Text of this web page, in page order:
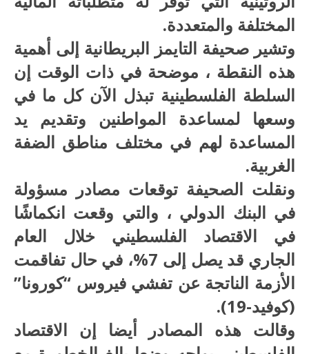
المختلفة والمتعددة.
وتشير صحيفة التايمز البريطانية إلى أهمية
هذه النقطة ، موضحة في ذات الوقت إن
السلطة الفلسطينية تبذل الآن كل ما في
وسعها لمساعدة المواطنين وتقديم يد
المساعدة لهم في مختلف مناطق الضفة
الغربية.
ونقلت الصحيفة توقعات مصادر مسؤولة
في البنك الدولي ، والتي وقعت انكماشًا
في الاقتصاد الفلسطيني خلال العام
الجاري قد يصل إلى 7%، في حال تفاقمت
الأزمة الناتجة عن تفشي فيروس “كورونا”
(كوفيد-19).
وقالت هذه المصادر أيضا إن الاقتصاد